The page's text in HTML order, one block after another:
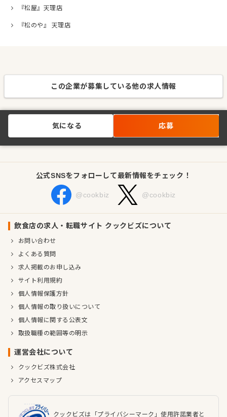
『松屋』天理店
『松のや』 天理店
この企業が募集している他の求人情報
気になる 応募
公式SNSをフォローして最新情報をチェック！
@cookbiz @cookbiz
飲食店の求人・転職サイト クックビズについて
お問い合わせ
よくある質問
求人掲載のお申し込み
サイト利用規約
個人情報保護方針
個人情報の取り扱いについて
個人情報に関する公表文
取扱職種の範囲等の明示
運営会社について
クックビズ株式会社
アクセスマップ
クックビズは「プライバシーマーク」使用許諾業者と